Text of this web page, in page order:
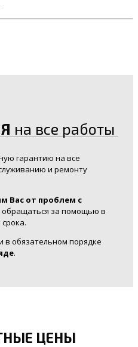
на все работы
гарантию на все
и ремонту
Вас от проблем с
за помощью в
в обязательном порядке
.
ЦЕНЫ